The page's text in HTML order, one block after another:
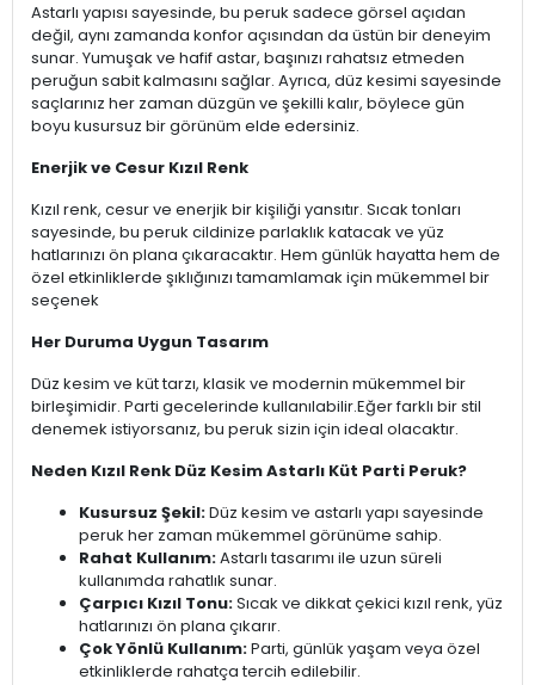
Astarlı yapısı sayesinde, bu peruk sadece görsel açıdan
değil, aynı zamanda konfor açısından da üstün bir deneyim
sunar. Yumuşak ve hafif astar, başınızı rahatsız etmeden
peruğun sabit kalmasını sağlar. Ayrıca, düz kesimi sayesinde
saçlarınız her zaman düzgün ve şekilli kalır, böylece gün
boyu kusursuz bir görünüm elde edersiniz.
Enerjik ve Cesur Kızıl Renk
Kızıl renk, cesur ve enerjik bir kişiliği yansıtır. Sıcak tonları
sayesinde, bu peruk cildinize parlaklık katacak ve yüz
hatlarınızı ön plana çıkaracaktır. Hem günlük hayatta hem de
özel etkinliklerde şıklığınızı tamamlamak için mükemmel bir
seçenek
Her Duruma Uygun Tasarım
Düz kesim ve küt tarzı, klasik ve modernin mükemmel bir
birleşimidir. Parti gecelerinde kullanılabilir.Eğer farklı bir stil
denemek istiyorsanız, bu peruk sizin için ideal olacaktır.
Neden Kızıl Renk Düz Kesim Astarlı Küt Parti Peruk?
Kusursuz Şekil:Düz kesim ve astarlı yapı sayesinde
peruk her zaman mükemmel görünüme sahip.
Rahat Kullanım:Astarlı tasarımı ile uzun süreli
kullanımda rahatlık sunar.
Çarpıcı Kızıl Tonu:Sıcak ve dikkat çekici kızıl renk, yüz
hatlarınızı ön plana çıkarır.
Çok Yönlü Kullanım:Parti, günlük yaşam veya özel
etkinliklerde rahatça tercih edilebilir.